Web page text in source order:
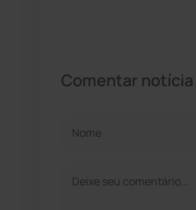
Comentar notícia